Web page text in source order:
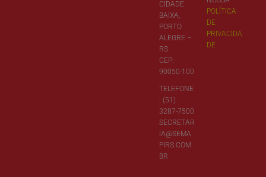
CIDADE
BAIXA,
PORTO
ALEGRE –
RS
CEP:
90050-100
TELEFONE
: (51)
3287-7500
SECRETAR
IA@SEMA
PIRS.COM.
BR
POLÍTICA
DE
PRIVACIDA
DE